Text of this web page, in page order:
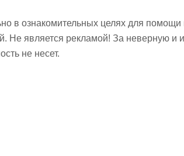
в ознакомительных целях для помощи
Не является рекламой! За неверную и
не несет.